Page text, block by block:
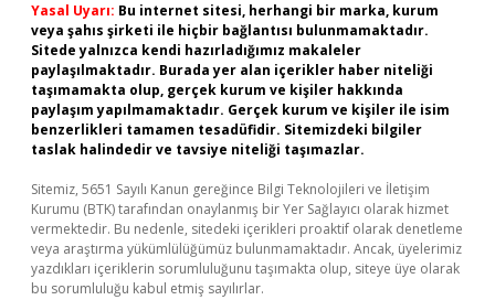
Yasal Uyarı: Bu internet sitesi, herhangi bir marka, kurum
veya şahıs şirketi ile hiçbir bağlantısı bulunmamaktadır.
Sitede yalnızca kendi hazırladığımız makaleler
paylaşılmaktadır. Burada yer alan içerikler haber niteliği
taşımamakta olup, gerçek kurum ve kişiler hakkında
paylaşım yapılmamaktadır. Gerçek kurum ve kişiler ile isim
benzerlikleri tamamen tesadüfidir. Sitemizdeki bilgiler
taslak halindedir ve tavsiye niteliği taşımazlar.
Sitemiz, 5651 Sayılı Kanun gereğince Bilgi Teknolojileri ve İletişim
Kurumu (BTK) tarafından onaylanmış bir Yer Sağlayıcı olarak hizmet
vermektedir. Bu nedenle, sitedeki içerikleri proaktif olarak denetleme
veya araştırma yükümlülüğümüz bulunmamaktadır. Ancak, üyelerimiz
yazdıkları içeriklerin sorumluluğunu taşımakta olup, siteye üye olarak
bu sorumluluğu kabul etmiş sayılırlar.